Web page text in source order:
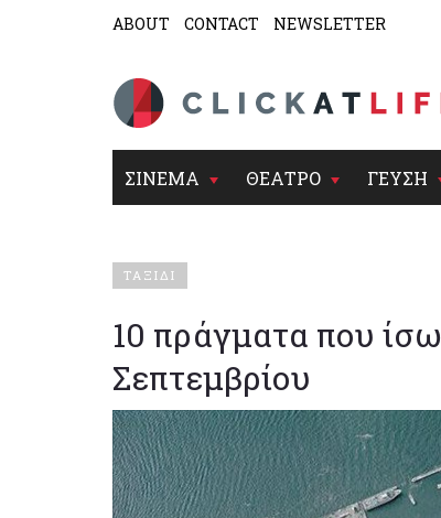
ABOUT CONTACT NEWSLETTER
ΣΙΝΕΜΑ ΘΕΑΤΡΟ ΓΕΥΣΗ
ΤΑΞΙΔΙ
10 πράγματα που
Σεπτεμβρίου